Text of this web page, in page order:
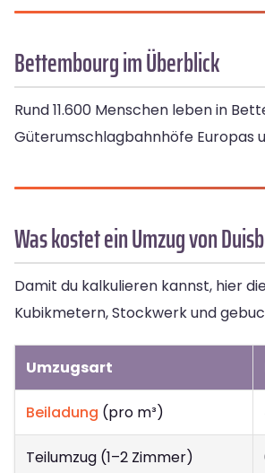
Bettembourg im Überblick
Rund 11.600 Menschen leben in
Güterumschlagbahnhöfe Europas
Was kostet ein Umzug von
Damit du kalkulieren kannst, hier
Kubikmetern, Stockwerk und
Umzugsart
Beiladung (pro m³)
Teilumzug (1–2 Zimmer)